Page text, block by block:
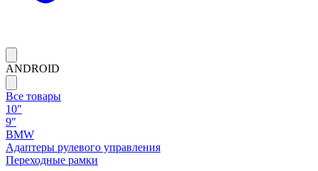
ANDROID
Все товары
10"
9"
BMW
Адаптеры рулевого управления
Переходные рамки